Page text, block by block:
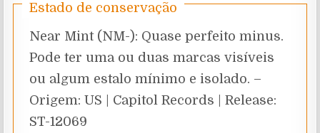
Estado de conservação
Near Mint (NM-): Quase perfeito minus.
Pode ter uma ou duas marcas visíveis
ou algum estalo mínimo e isolado. –
Origem: US | Capitol Records | Release:
ST-12069